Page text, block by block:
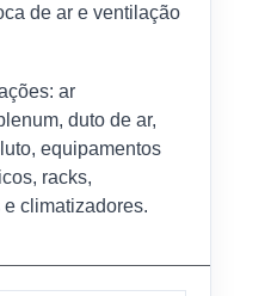
de ar e ventilação
ar
duto de ar,
equipamentos
racks,
climatizadores.